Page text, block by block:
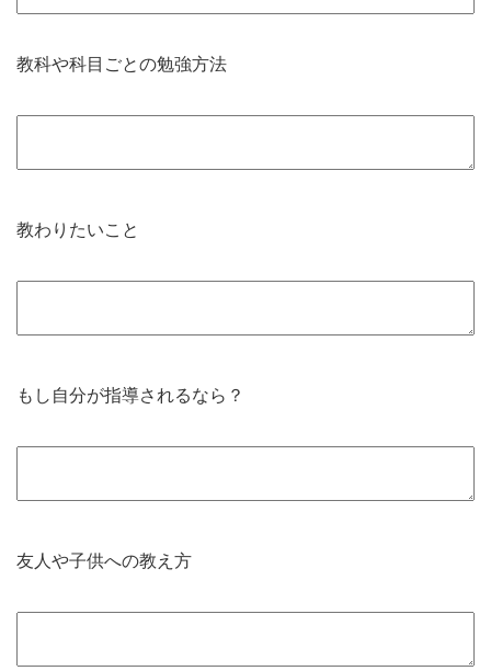
教科や科目ごとの勉強方法
教わりたいこと
もし自分が指導されるなら？
友人や子供への教え方